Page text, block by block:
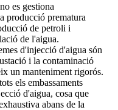
es gestiona
producció prematura
de petroli i
de l'aigua.
d'injecció d'aigua són
i la contaminació
un manteniment rigorós.
els embassaments
d'aigua, cosa que
abans de la